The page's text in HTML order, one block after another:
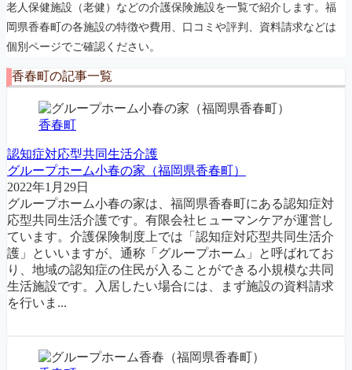
老人保健施設（老健）などの介護保険施設を一覧で紹介します。福
岡県香春町の各施設の特徴や費用、口コミや評判、資料請求などは
個別ページでご確認ください。
香春町の記事一覧
香春町
認知症対応型共同生活介護
グループホーム小春の家（福岡県香春町）
2022年1月29日
グループホーム小春の家は、福岡県香春町にある認知症対
応型共同生活介護です。有限会社ヒューマンケアが運営し
ています。介護保険制度上では「認知症対応型共同生活介
護」といいますが、通称「グループホーム」と呼ばれてお
り、地域の認知症の住民が入ることができる小規模な共同
生活施設です。入居したい場合には、まず施設の資料請求
を行いま...